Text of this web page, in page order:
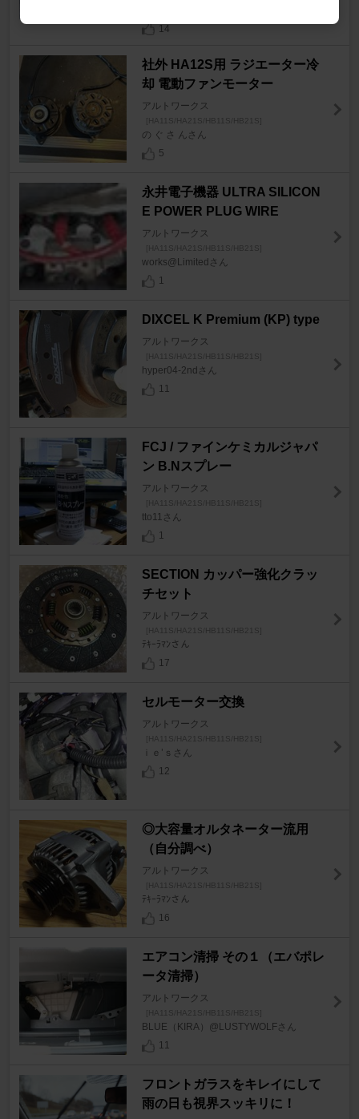
14
社外 HA12S用 ラジエーター冷
却 電動ファンモーター
アルトワークス
[HA11S/HA21S/HB11S/HB21S]
の ぐ さ んさん
5
永井電子機器 ULTRA SILICON
E POWER PLUG WIRE
アルトワークス
[HA11S/HA21S/HB11S/HB21S]
works@Limitedさん
1
DIXCEL K Premium (KP) type
アルトワークス
[HA11S/HA21S/HB11S/HB21S]
hyper04-2ndさん
11
FCJ / ファインケミカルジャパ
ン B.Nスプレー
アルトワークス
[HA11S/HA21S/HB11S/HB21S]
tto11さん
1
SECTION カッパー強化クラッ
チセット
アルトワークス
[HA11S/HA21S/HB11S/HB21S]
ﾃｷｰﾗﾏﾝさん
17
セルモーター交換
アルトワークス
[HA11S/HA21S/HB11S/HB21S]
ｉｅ’ｓさん
12
◎大容量オルタネーター流用
（自分調べ）
アルトワークス
[HA11S/HA21S/HB11S/HB21S]
ﾃｷｰﾗﾏﾝさん
16
エアコン清掃 その１（エバポレ
ータ清掃）
アルトワークス
[HA11S/HA21S/HB11S/HB21S]
BLUE（KIRA）@LUSTYWOLFさん
11
フロントガラスをキレイにして
雨の日も視界スッキリに！